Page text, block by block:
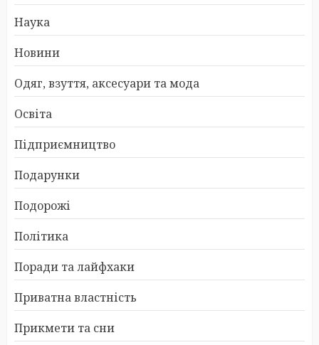
Наука
Новини
Одяг, взуття, аксесуари та мода
Освіта
Підприємництво
Подарунки
Подорожі
Політика
Поради та лайфхаки
Приватна властність
Прикмети та сни